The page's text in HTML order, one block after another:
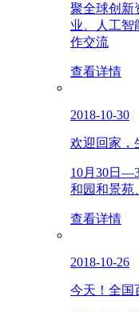
聚全球创新
业、人工智
作交流
查看详情
2018-10-30
欢迎回家，
10月30日
和园和景苑
查看详情
2018-10-26
今天！全国